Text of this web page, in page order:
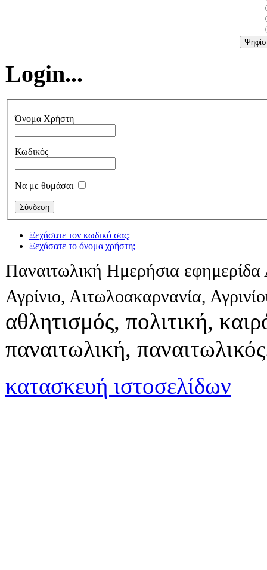
Login...
Όνομα Χρήστη
Κωδικός
Να με θυμάσαι
Ξεχάσατε τον κωδικό σας;
Ξεχάσατε το όνομα χρήστη;
Παναιτωλική Ημερήσια εφημερίδα
Αγρίνιο, Αιτωλοακαρνανία,
αθλητισμός, πολιτική,
παναιτωλική,
κατασκευή ιστοσελίδων